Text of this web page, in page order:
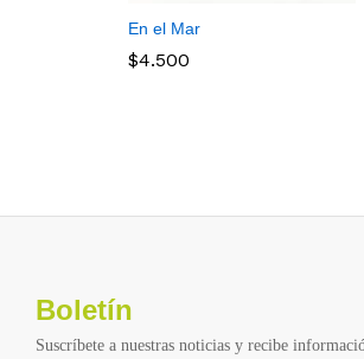
En el Mar
$4.500
Boletín
Suscríbete a nuestras noticias y recibe